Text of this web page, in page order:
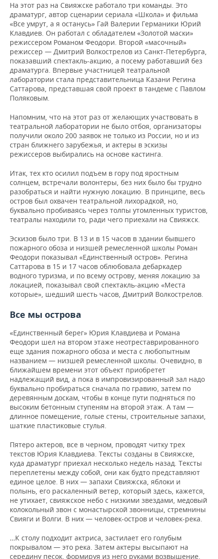
ОТКРЫТАЯ ЛЕКЦИЯ
БАСКЕТБОЛ
ВОЛЕЙБОЛ
КИБЕРСПОРТ
ФИГУРНОЕ КАТАНИЕ
ХОККЕЙ С МЯЧОМ
ИНФРАСТРУКТУРА
ИСТОРИЯ
КУЛЬТУРА
МЕДИЦИНА
ПРОИСШЕСТВИЯ
СПРАВОЧНИК
СПИСОК ПЕРСОН
СПИСОК КОМПАНИЙ
ПОЛНАЯ ВЕРСИЯ
На этот раз на Свияжске работало три команды. Это
драматург, автор сценарии сериала «Школа» и фильма
«Все умрут, а я останусь» Гай Валерии Германики Юрий
Клавдиев. Он работал с обладателем «Золотой маски»
режиссером Романом Феодори. Второй «масочный»
режиссер — Дмитрий Волкострелов из Санкт-Петербурга,
показавший спектакль-акцию, а посему работавший без
драматурга. Впервые участницей театральной
лаборатории стала представительница Казани Регина
Саттарова, представшая свой проект в тандеме с Павлом
Поляковым.
Напомним, что на этот раз от желающих участвовать в
театральной лаборатории не было отбоя, организаторы
получили около 200 заявок не только из России, но и из
стран ближнего зарубежья, и актеры в эскизы
режиссеров выбирались на основе кастинга.
Итак, тех кто осилил подъем в гору под яростным
солнцем, встречали волонтеры, без них было бы трудно
разобраться и найти нужную локацию. В принципе, весь
остров был охвачен театральной лихорадкой, но,
буквально пробиваясь через толпы утомленных туристов,
театралы находили то, ради чего приехали на Свияжск.
Эскизов было три. В 13 и в 15 часов в здании бывшего
пожарного обоза и низшей ремесленной школы Роман
Феодори показывал «Единственный остров». Регина
Саттарова в 15 и 17 часов облюбовала дебаркадер
водного туризма, и по всему острову, меняя локацию за
локацией, показывал свой спектакль-акцию «Места
которые», шедший шесть часов, Дмитрий Волкострелов.
Все мы острова
«Единственный берег» Юрия Клавдиева и Романа
Феодори шел на втором этаже неотреставрированного
еще здания пожарного обоза и места с любопытным
названием — низшей ремесленной школы. Очевидно, в
ближайшем времени этот объект приобретет
надлежащий вид, а пока в импровизированный зал надо
буквально пробираться сначала по гравию, затем по
деревянным доскам, чтобы в конце пути подняться по
высоким бетонным ступеням на второй этаж. А там —
длинное помещение, голые стены, строительные запахи,
шаткие пластиковые стулья.
Пятеро актеров, все в черном, проводят читку трех
текстов Юрия Клавдиева. Тексты созданы в Свияжске,
куда драматург приехал несколько недель назад. Тексты
переплетены между собой, они как будто представляют
единое целое. В них — запахи Свияжска, яблоки и
полынь, его раскаленный ветер, который здесь, кажется,
не утихает, свияжское небо с низкими звездами, медовый
колокольный звон с монастырской звонницы, стремнины
Свияги и Волги. В них — человек-остров и человек-река.
…К столу подходит актриса, застилает его голубым
покрывалом — это река. Затем актеры высыпают на
середину песок, формируя из него руками возвышение.